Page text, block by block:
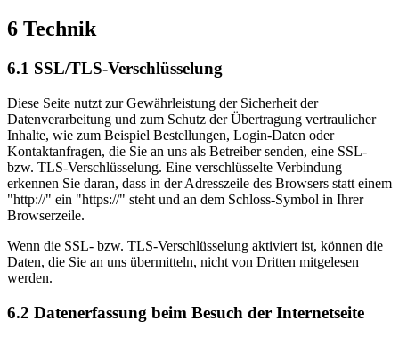
6 Technik
6.1 SSL/TLS-Verschlüsselung
Diese Seite nutzt zur Gewährleistung der Sicherheit der
Datenverarbeitung und zum Schutz der Übertragung vertraulicher
Inhalte, wie zum Beispiel Bestellungen, Login-Daten oder
Kontaktanfragen, die Sie an uns als Betreiber senden, eine SSL-
bzw. TLS-Verschlüsselung. Eine verschlüsselte Verbindung
erkennen Sie daran, dass in der Adresszeile des Browsers statt einem
"http://" ein "https://" steht und an dem Schloss-Symbol in Ihrer
Browserzeile.
Wenn die SSL- bzw. TLS-Verschlüsselung aktiviert ist, können die
Daten, die Sie an uns übermitteln, nicht von Dritten mitgelesen
werden.
6.2 Datenerfassung beim Besuch der Internetseite